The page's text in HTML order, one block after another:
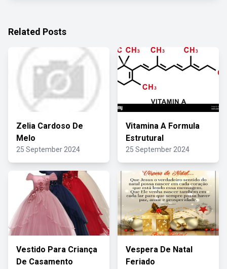
Related Posts
Zelia Cardoso De
Melo
25 September 2024
Vitamina A Formula
Estrutural
25 September 2024
Vestido Para Criança
De Casamento
Vespera De Natal
Feriado